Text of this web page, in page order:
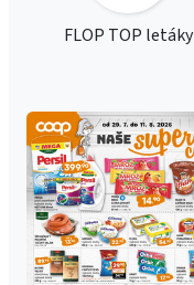
FLOP TOP letáky